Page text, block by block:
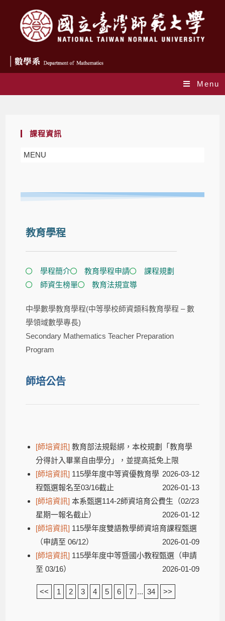
Menu
課程資訊
MENU
教育學程
學程簡介​ 教育學程申請
課程規劃
師資生榜單
教育法規宣導
中學數學教育學程(中等學校師資類科教育學程 – 數
學領域數學專長)
Secondary Mathematics Teacher Preparation
Program
師培公告
[師培資訊]教育部法規鬆綁，本校規劃「教育學
分得計入畢業自由學分」，並提高抵免上限
2026-03-12
[師培資訊] 115學年度中等資優教育學
程甄選報名至03/16截止
2026-01-13
[師培資訊]本系甄選114-2師資培育公費生（02/23
星期一報名截止）
2026-01-12
[師培資訊] 115學年度雙語教學師資培育課程甄選
（申請至 06/12）
2026-01-09
[師培資訊] 115學年度中等暨國小教程甄選（申請
至 03/16）
2026-01-09
<< 1 2 3 4 5 6 7 ... 34 >>